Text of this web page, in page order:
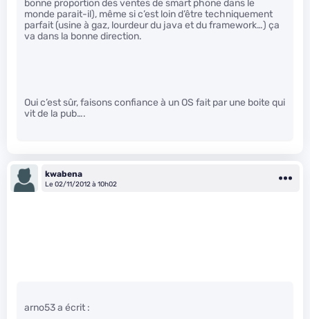
bonne proportion des ventes de smart phone dans le
monde parait-il), même si c’est loin d’être techniquement
parfait (usine à gaz, lourdeur du java et du framework…) ça
va dans la bonne direction.
Oui c’est sûr, faisons confiance à un OS fait par une boite qui
vit de la pub….
kwabena
Le 02/11/2012 à 10h02
arno53 a écrit :